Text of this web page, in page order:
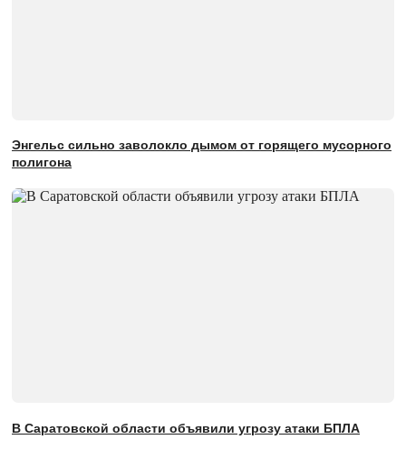
Энгельс сильно заволокло дымом от горящего мусорного
полигона
В Саратовской области объявили угрозу атаки БПЛА